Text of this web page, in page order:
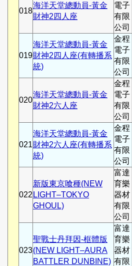
018
海洋天堂總動員-黃金
財神2四人座
電子
有限
公司
019
海洋天堂總動員-黃金
財神2四人座(有轉播系
統)
金程
電子
有限
公司
020
海洋天堂總動員-黃金
財神2六人座
金程
電子
有限
公司
021
海洋天堂總動員-黃金
財神2六人座(有轉播系
統)
金程
電子
有限
公司
022
新版東京喰種(NEW
LIGHT–TOKYO
GHOUL)
富達
育樂
器材
有限
公司
023
聖戰士丹拜因-框體版
(NEW LIGHT–AURA
BATTLER DUNBINE)
富達
育樂
器材
有限